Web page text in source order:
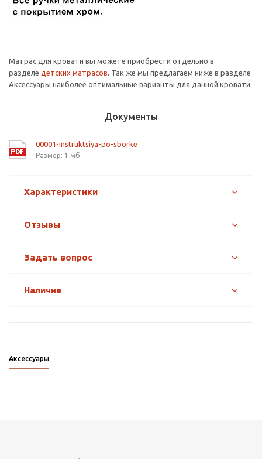
Матрас для кровати вы можете приобрести отдельно в
разделе детских матрасов. Так же мы предлагаем ниже в разделе
Аксессуары наиболее оптимальные варианты для данной кровати.
Документы
00001-Instruktsiya-po-sborke
Размер: 1 мб
Характеристики
Отзывы
Задать вопрос
Наличие
Аксессуары